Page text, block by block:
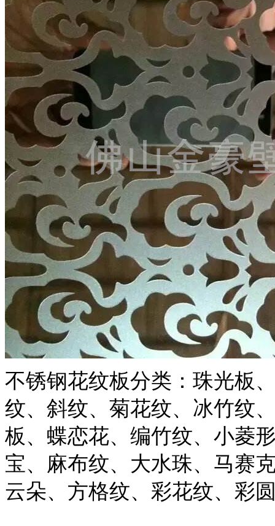
不锈钢花纹板分类：珠光板
纹、斜纹、菊花纹、冰竹纹
板、蝶恋花、编竹纹、小菱
宝、麻布纹、大水珠、马赛
云朵、方格纹、彩花纹、彩